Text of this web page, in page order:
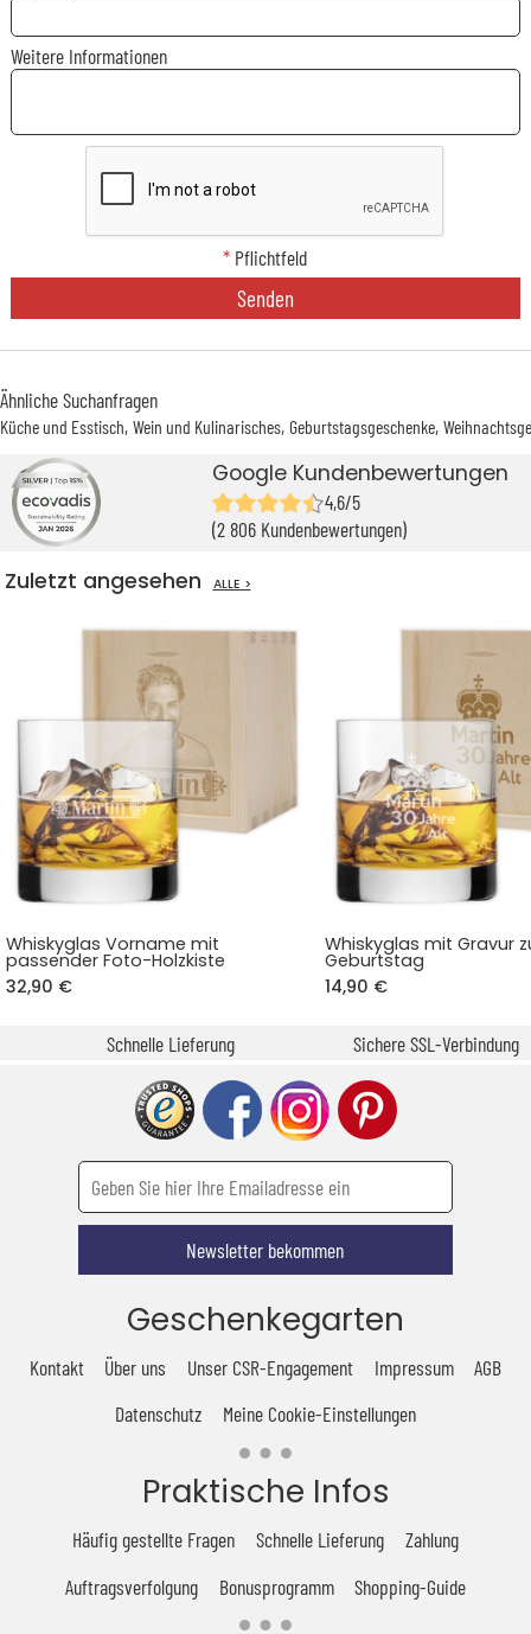
Weitere Informationen
* Pflichtfeld
Senden
Ähnliche Suchanfragen
Küche und Esstisch Wein und Kulinarisches Geburtstagsgeschenke
Google Kundenbewertungen
4,6/5
(2 806 Kundenbewertungen)
Zuletzt angesehen ALLE >
Whiskyglas Vorname mit
passender Foto-Holzkiste
32,90 €
Whiskyglas mit Gravur
Geburtstag
14,90 €
Schnelle Lieferung Sichere SSL-Verbindung
Newsletter bekommen
Geschenkegarten
Kontakt Über uns Unser CSR-Engagement Impressum
AGB
Datenschutz
Meine Cookie-Einstellungen
Praktische Infos
Häufig gestellte Fragen Schnelle Lieferung
Zahlung
Auftragsverfolgung
Bonusprogramm Shopping-Guide